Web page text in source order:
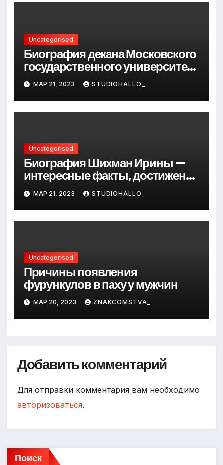
Uncategorised
Биография декана Московского
государственного университета
Андрея Сидорова — от студента
до руководителя
МАР 21, 2023 STUDIOHALLO_
Uncategorised
Биография Шихман Ирины —
интересные факты, достижения
и путь к успеху
МАР 21, 2023 STUDIOHALLO_
Uncategorised
Причины появления
фурункулов в паху у мужчин
МАР 20, 2023 ZNAKCOMSTVA_
Добавить комментарий
Для отправки комментария вам необходимо
авторизоваться.
Поиск